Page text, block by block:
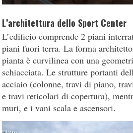
L’architettura dello Sport Center
L’edificio comprende 2 piani
piani fuori terra. La forma
pianta è curvilinea con una
schiacciata. Le strutture portanti
acciaio (colonne, travi di piano,
e travi reticolari di copertura),
muri, e i vani scala e ascensori.